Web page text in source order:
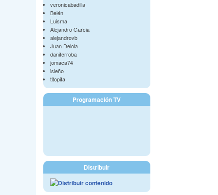
veronicabadilla
Belén
Luisma
Alejandro Garcia
alejandrovb
Juan Delola
daniterroba
jomaca74
isleño
titopita
Programación TV
Distribuir